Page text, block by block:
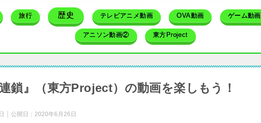
旅行 歴史 テレビアニメ動画 OVA動画 ゲーム動画
アニソン動画② 東方Project
連鎖』（東方Project）の動画を楽しもう！
公開日： 2020年6月26日